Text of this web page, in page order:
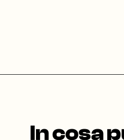
In cosa